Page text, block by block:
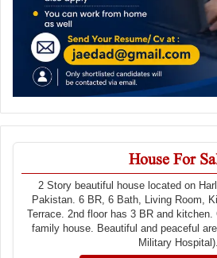
House For
2 Story beautiful house located on
Pakistan. 6 BR, 6 Bath, Living Room,
Terrace. 2nd floor has 3 BR and
family house. Beautiful and peaceful
Military Hospital).